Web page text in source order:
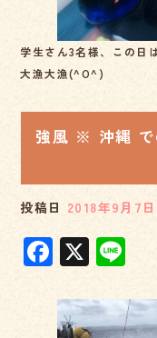
学生さん3名様、この日
大漁大漁(^O^)
強風 ※ 沖縄 で
投稿日 2018年9月7日
F
c
X
e